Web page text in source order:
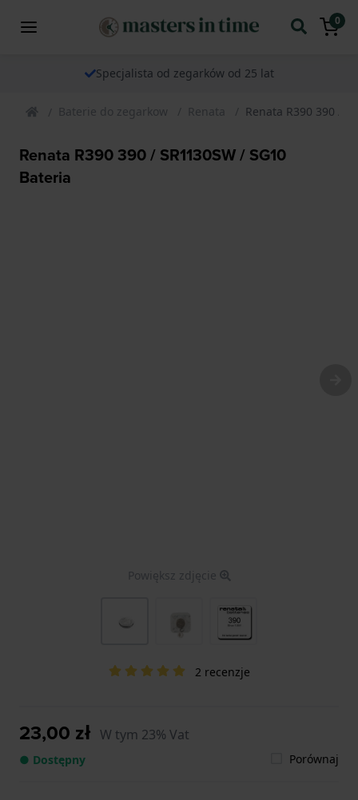
0
Specjalista od zegarków od 25 lat
Baterie do zegarkow Renata Renata R390 390 /
Renata R390 390 / SR1130SW / SG10
Bateria
Powiększ zdjęcie
2 recenzje
23,00 zł W tym 23% Vat
● Dostępny Porównaj